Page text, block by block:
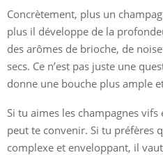
Concrètement, plus un
plus il développe de la
des arômes de brioche, de
secs. Ce n’est pas juste une
donne une bouche plus ample
Si tu aimes les champagnes
peut te convenir. Si tu préfères
complexe et enveloppant, il